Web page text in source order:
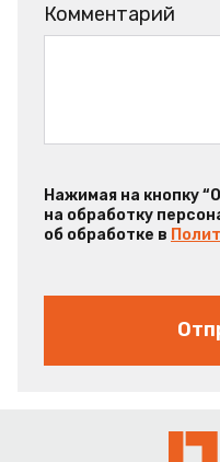
Комментарий
Нажимая на кнопку
на обработку
об обработке в